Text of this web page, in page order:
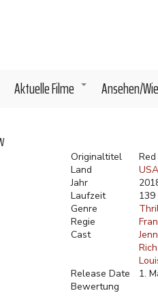
+
Aktuelle Filme Ansehen/
Originaltitel
Land
USA
Jahr
Laufzeit
139
Genre
Regie
Cast
Release Date
1.
Bewertung